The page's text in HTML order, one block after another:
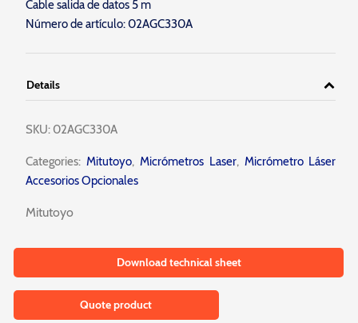
Cable salida de datos 5 m
Número de artículo: 02AGC330A
Details
SKU: 02AGC330A
Categories:Mitutoyo, Micrómetros Laser, Micrómetro Láser
Accesorios Opcionales
Mitutoyo
Download technical sheet
Quote product